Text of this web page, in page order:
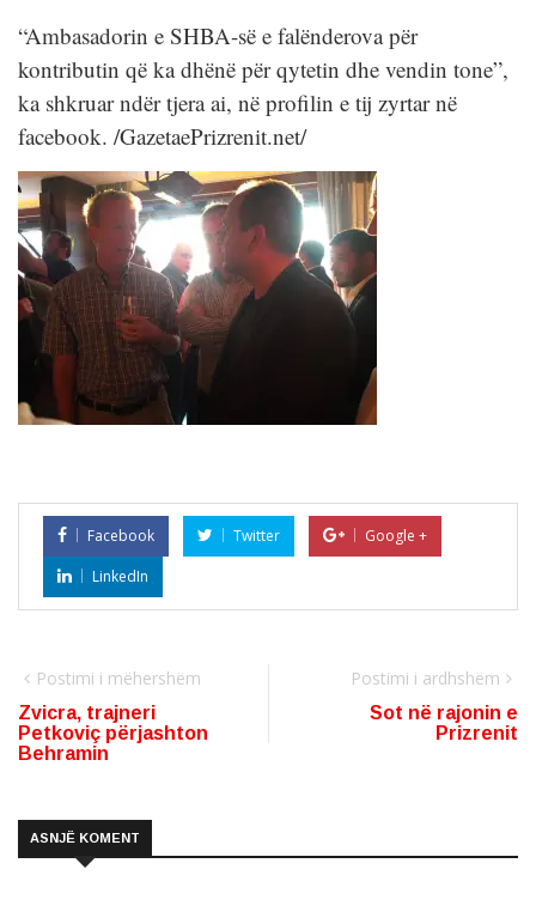
“Ambasadorin e SHBA-së e falënderova për
kontributin që ka dhënë për qytetin dhe vendin tone”,
ka shkruar ndër tjera ai, në profilin e tij zyrtar në
facebook. /GazetaePrizrenit.net/
Facebook Twitter
Google +
LinkedIn
Postimi i mëhershëm
Zvicra, trajneri
Petkoviç përjashton
Behramin
Postimi i ardhshëm
Sot në rajonin e
Prizrenit
ASNJË KOMENT